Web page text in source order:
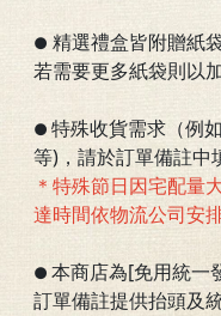
● 精選禮盒皆附贈紙
若需要更多紙袋則以
● 特殊收貨需求（例
等)，請於訂單備註中
＊特殊節日因宅配量
達時間依物流公司安排
● 本商店為[免用統一
訂單備註提供抬頭及